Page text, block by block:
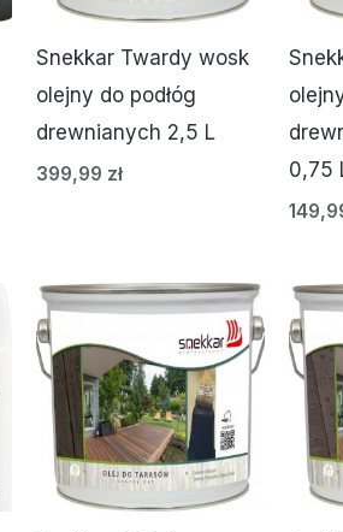
Snekkar Twardy wosk
olejny do podłóg
drewnianych 2,5 L
399,99 zł
0,75